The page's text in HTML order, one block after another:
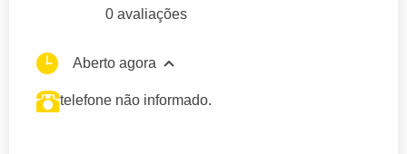
0 avaliações
Aberto agora
telefone não informado.